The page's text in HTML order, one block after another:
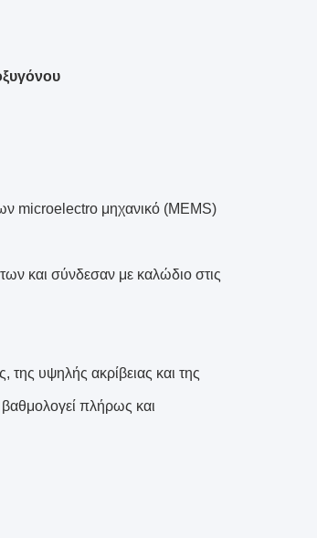
microelectro μηχανικό (MEMS)
και σύνδεσαν με καλώδιο στις
υψηλής ακρίβειας και της
βαθμολογεί πλήρως και